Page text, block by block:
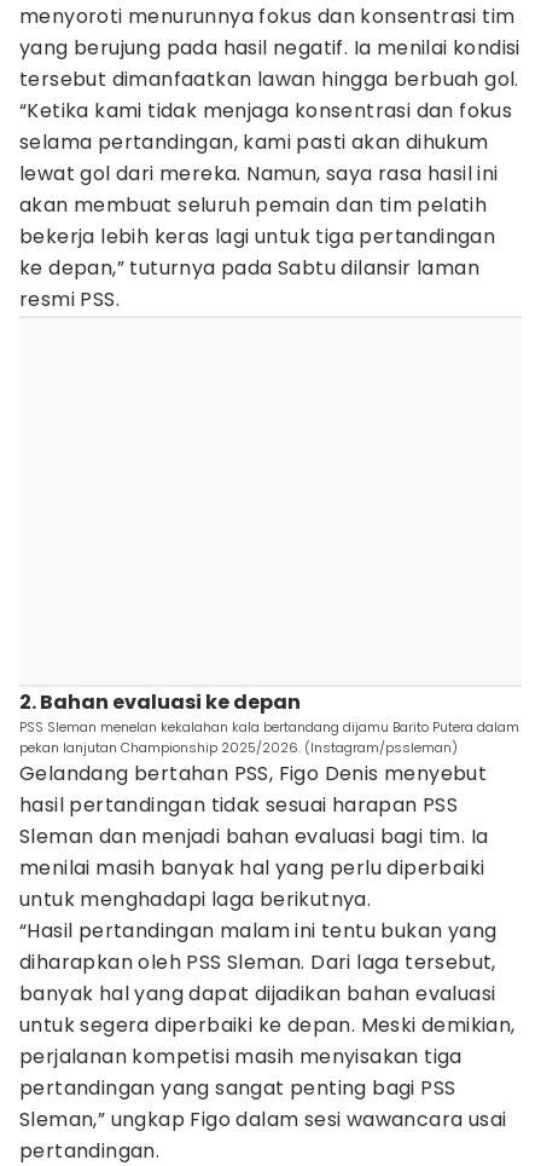
menyoroti menurunnya fokus dan konsentrasi tim
yang berujung pada hasil negatif. Ia menilai kondisi
tersebut dimanfaatkan lawan hingga berbuah gol.
“Ketika kami tidak menjaga konsentrasi dan fokus
selama pertandingan, kami pasti akan dihukum
lewat gol dari mereka. Namun, saya rasa hasil ini
akan membuat seluruh pemain dan tim pelatih
bekerja lebih keras lagi untuk tiga pertandingan
ke depan,” tuturnya pada Sabtu dilansir laman
resmi PSS.
2. Bahan evaluasi ke depan
PSS Sleman menelan kekalahan kala bertandang dijamu Barito Putera dalam
pekan lanjutan Championship 2025/2026. (Instagram/pssleman)
Gelandang bertahan PSS, Figo Denis menyebut
hasil pertandingan tidak sesuai harapan PSS
Sleman dan menjadi bahan evaluasi bagi tim. Ia
menilai masih banyak hal yang perlu diperbaiki
untuk menghadapi laga berikutnya.
“Hasil pertandingan malam ini tentu bukan yang
diharapkan oleh PSS Sleman. Dari laga tersebut,
banyak hal yang dapat dijadikan bahan evaluasi
untuk segera diperbaiki ke depan. Meski demikian,
perjalanan kompetisi masih menyisakan tiga
pertandingan yang sangat penting bagi PSS
Sleman,” ungkap Figo dalam sesi wawancara usai
pertandingan.